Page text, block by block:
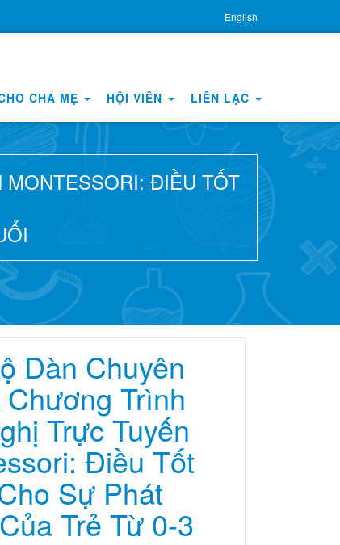
English
CHA MẸ HỘI VIÊN LIÊN LẠC
ĐIỀU TỐT
Dàn Chuyên
Trình
Trực Tuyến
Điều Tốt
Sự Phát
Trẻ Từ 0-3